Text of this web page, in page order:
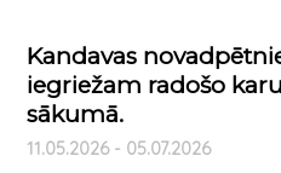
Kandavas
iegriežam radošo
sākumā.
11.05.2026 - 05.07.2026